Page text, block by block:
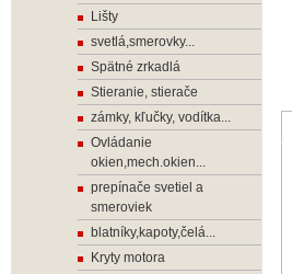
Lišty
svetlá,smerovky...
Spätné zrkadlá
Stieranie, stierače
zámky, kľučky, vodítka...
Ovládanie
okien,mech.okien...
prepínače svetiel a
smeroviek
blatníky,kapoty,čelá...
Kryty motora